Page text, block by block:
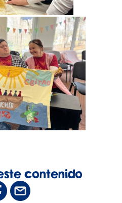
contenido